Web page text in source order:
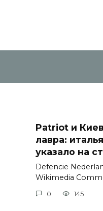
Patriot и
лавра:
указало на
Defencie
Wikimedia
0 145